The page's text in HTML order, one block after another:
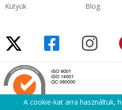
Kütyük
Blog
A cookie-kat arra használtuk,